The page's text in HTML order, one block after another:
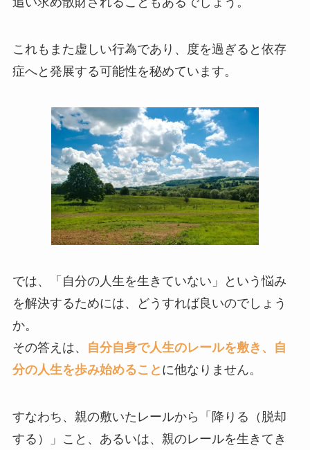
これもまた虚しい行為であり、度を過ぎると依存
症へと発展する可能性を秘めています。
では、「自分の人生を生きていない」という悩み
を解決するためには、どうすれば良いのでしょう
か。
その答えは、
自分自身で人生のレールを敷き、自
分の人生を歩み始めること に他なりません。
すなわち、親の敷いたレールから「降りる（脱却
する）」こと、あるいは、親のレールを生きてき